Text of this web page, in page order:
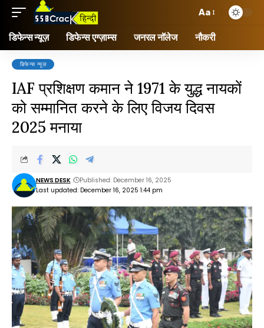
Aa
डिफेन्स न्यूज़ डिफेन्स एग्ज़ाम्स जनरल नॉलेज नौकरी
डिफेन्स न्यूज़
IAF प्रशिक्षण कमान ने 1971 के युद्ध नायकों
को सम्मानित करने के लिए विजय दिवस
2025 मनाया
Last updated: December 16, 2025 1:44 pm
NEWS DESK Published: December 16, 2025